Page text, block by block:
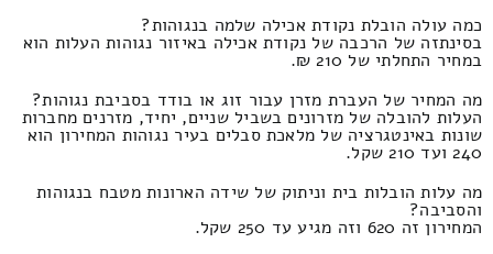
כמה עולה הובלת נקודת אכילה שלמה בנגוהות?
בסינתזה של הרכבה של נקודת אכילה באיזור נגוהות העלות הוא
במחיר התחלתי של 210 ₪.
מה המחיר של העברת מזרן עבור זוג או בודד בסביבת נגוהות?
העלות להובלה של מזרונים בשביל שניים, יחיד, מזרנים מחברות
שונות באינטגרציה של מלאכת סבלים בעיר נגוהות המחירון הוא
240 ועד 210 שקל.
מה עלות הובלות בית וניתוק של שידה הארונות מטבח בנגוהות
והסביבה?
המחירון זה 620 וזה מגיע עד 250 שקל.